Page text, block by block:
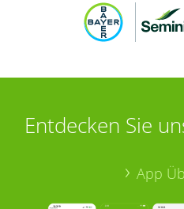
Entdecken Sie
App